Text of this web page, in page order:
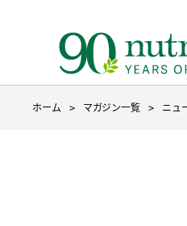
ホーム マガジン一覧 ニュ